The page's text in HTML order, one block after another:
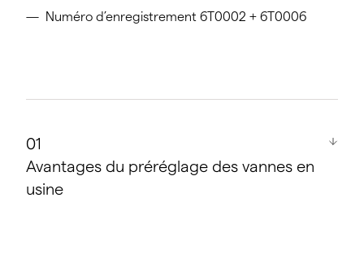
Numéro d’enregistrement 6T0002 + 6T0006
Avantages du préréglage des vannes en
usine